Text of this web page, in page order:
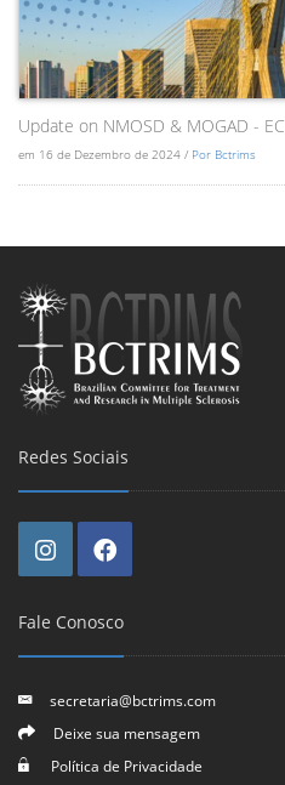
Update on NMOSD & MOGAD -
em 16 de Dezembro de 2024 / Por Bctrims
Redes Sociais
Fale Conosco
secretaria@bctrims.com
Deixe sua mensagem
Política de Privacidade